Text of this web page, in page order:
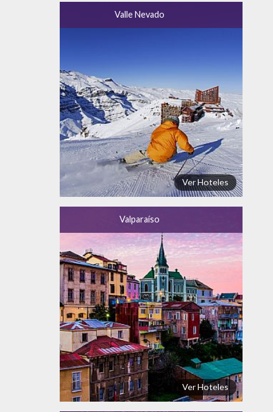
Valle Nevado
Ver Hoteles
Valparaíso
Ver Hoteles